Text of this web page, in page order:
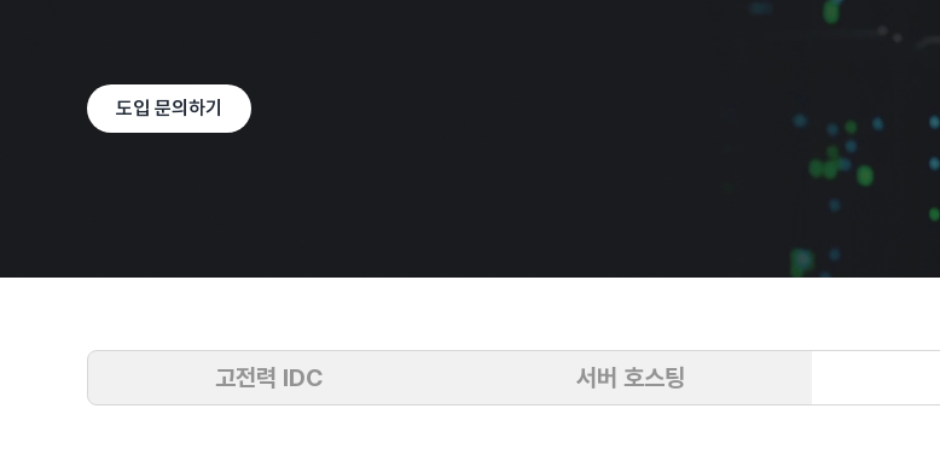
도입 문의하기
고전력 IDC 서버 호스팅